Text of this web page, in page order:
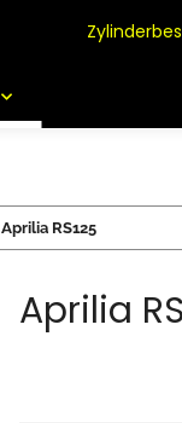
Aprilia RS125
Aprilia